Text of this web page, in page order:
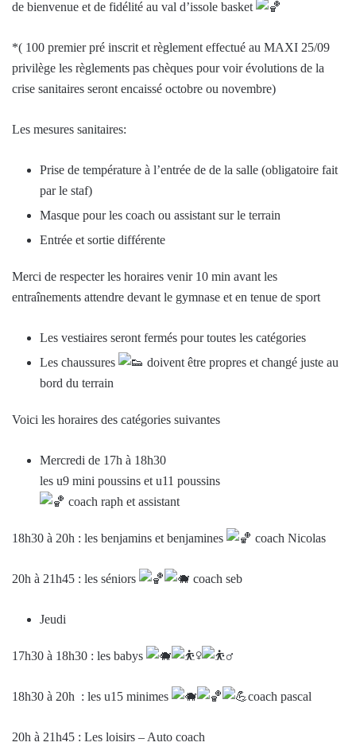
de bienvenue et de fidélité au val d’issole basket
*( 100 premier pré inscrit et règlement effectué au MAXI 25/09
privilège les règlements pas chèques pour voir évolutions de la
crise sanitaires seront encaissé octobre ou novembre)
Les mesures sanitaires:
Prise de température à l’entrée de de la salle (obligatoire fait
par le staf)
Masque pour les coach ou assistant sur le terrain
Entrée et sortie différente
Merci de respecter les horaires venir 10 min avant les
entraînements attendre devant le gymnase et en tenue de sport
Les vestiaires seront fermés pour toutes les catégories
Les chaussures
doivent être propres et changé juste au
bord du terrain
Voici les horaires des catégories suivantes
Mercredi de 17h à 18h30
les u9 mini poussins et u11 poussins
coach raph et assistant
18h30 à 20h : les benjamins et benjamines coach Nicolas
20h à 21h45 : les séniors coach seb
Jeudi
17h30 à 18h30 : les babys
18h30 à 20h : les u15 minimes coach pascal
20h à 21h45 : Les loisirs – Auto coach